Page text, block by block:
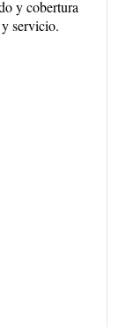
y cobertura
servicio.